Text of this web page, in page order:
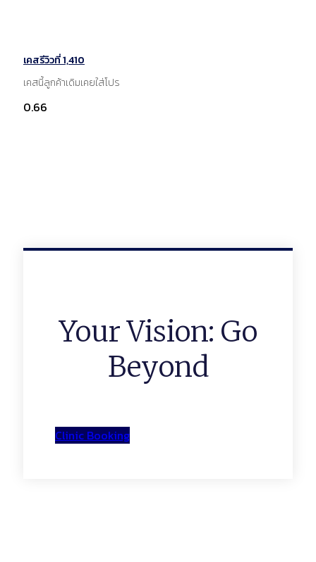
เคสรีวิวที่ 1,410
เคสนี้ลูกค้าเดิมเคยใส่โปร
Your Vision: Go
Beyond
Clinic Booking